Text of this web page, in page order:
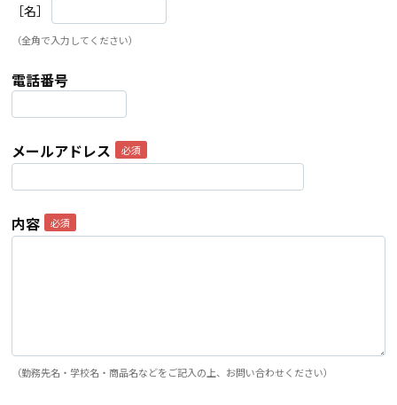
［名］
（全角で入力してください）
電話番号
メールアドレス
内容
（勤務先名・学校名・商品名などをご記入の上、お問い合わせください）